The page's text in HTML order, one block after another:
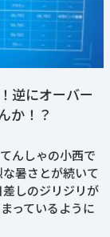
逆にオーバー
か！？
んしゃの小西で
暑さとが続いて
しのジリジリが
っているように